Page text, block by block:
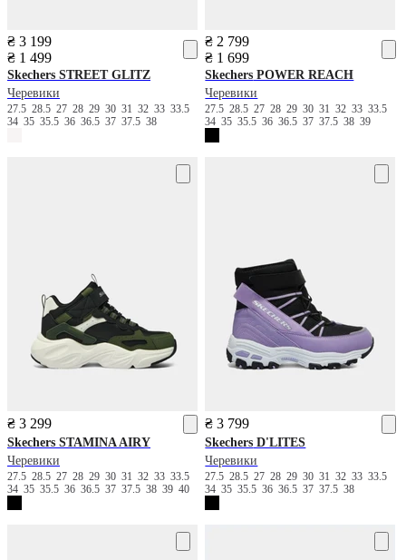
₴ 3 199
₴ 1 499
Skechers STREET GLITZ
Черевики
27.5 28.5 27 28 29 30 31 32 33 33.5
34 35 35.5 36 36.5 37 37.5 38
₴ 2 799
₴ 1 699
Skechers POWER REACH
Черевики
27.528.52728293031323333.5
343535.53636.53737.53839
₴ 3 299
Skechers STAMINA AIRY
Черевики
27.5 28.5 27 28 29 30 31 32 33 33.5
34 35 35.5 36 36.5 37 37.5 38 39 40
₴ 3 799
Skechers D'LITES
Черевики
27.528.52728293031323333.5
343535.53636.53737.538